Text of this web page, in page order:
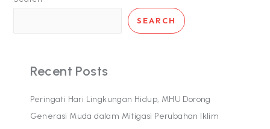
SEARCH
Recent Posts
Peringati Hari Lingkungan Hidup, MHU Dorong
Generasi Muda dalam Mitigasi Perubahan Iklim